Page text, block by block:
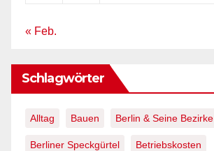
« Feb.
Schlagwörter
Alltag Bauen Berlin & Seine Bezirke
Berliner Speckgürtel Betriebskosten